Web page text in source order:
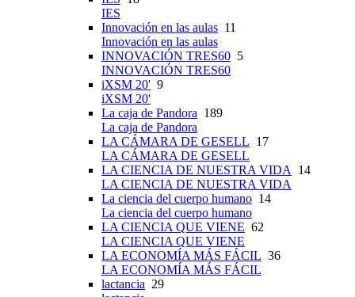
IES
Innovación en las aulas 11
Innovación en las aulas
INNOVACIÓN TRES60 5
INNOVACIÓN TRES60
iXSM 20' 9
iXSM 20'
La caja de Pandora 189
La caja de Pandora
LA CÁMARA DE GESELL 17
LA CÁMARA DE GESELL
LA CIENCIA DE NUESTRA VIDA
14
LA CIENCIA DE NUESTRA VIDA
La ciencia del cuerpo humano 14
La ciencia del cuerpo humano
LA CIENCIA QUE VIENE 62
LA CIENCIA QUE VIENE
LA ECONOMÍA MÁS FÁCIL 36
LA ECONOMÍA MÁS FÁCIL
lactancia 29